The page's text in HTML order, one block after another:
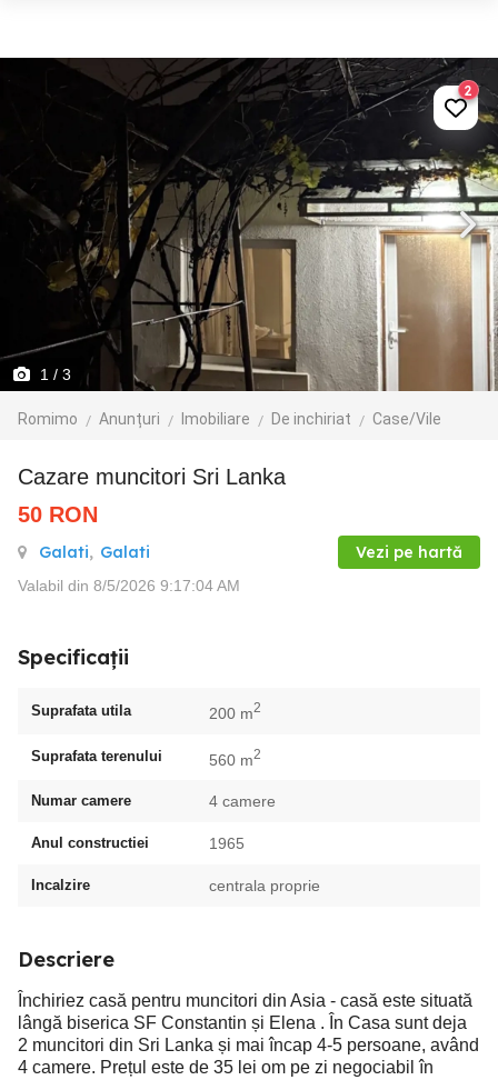
1 / 3
Romimo Anunțuri Imobiliare De inchiriat Case/Vile
2
Cazare muncitori Sri Lanka
50 RON
Galati, Galati Vezi pe hartă
Valabil din 8/5/2026 9:17:04 AM
Specificații
Suprafata utila 200 m2
Suprafata terenului 560 m2
Numar camere 4 camere
Anul constructiei 1965
Incalzire centrala proprie
Descriere
Închiriez casă pentru muncitori din Asia - casă este situată
lângă biserica SF Constantin și Elena . În Casa sunt deja
2 muncitori din Sri Lanka și mai încap 4-5 persoane, având
4 camere. Prețul este de 35 lei om pe zi negociabil în